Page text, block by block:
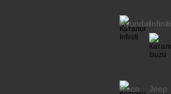
HyundaiInfiniti
Iveco
Jeep